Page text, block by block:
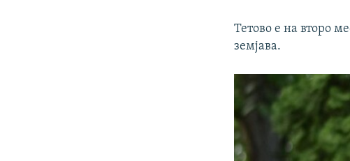
Тетово е на второ
земјава.